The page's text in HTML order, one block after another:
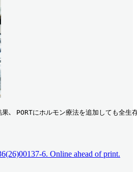
にホルモン療法を追加して
6. Online ahead of print.